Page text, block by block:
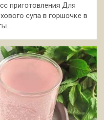
приготовления Для
супа в горшочке в